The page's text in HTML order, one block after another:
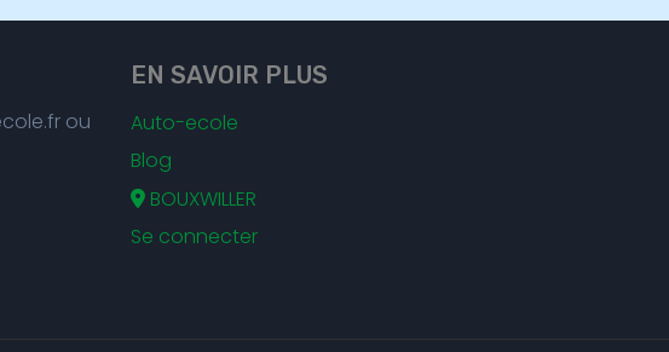
ou
EN SAVOIR PLUS
Auto-ecole
Blog
BOUXWILLER
Se connecter